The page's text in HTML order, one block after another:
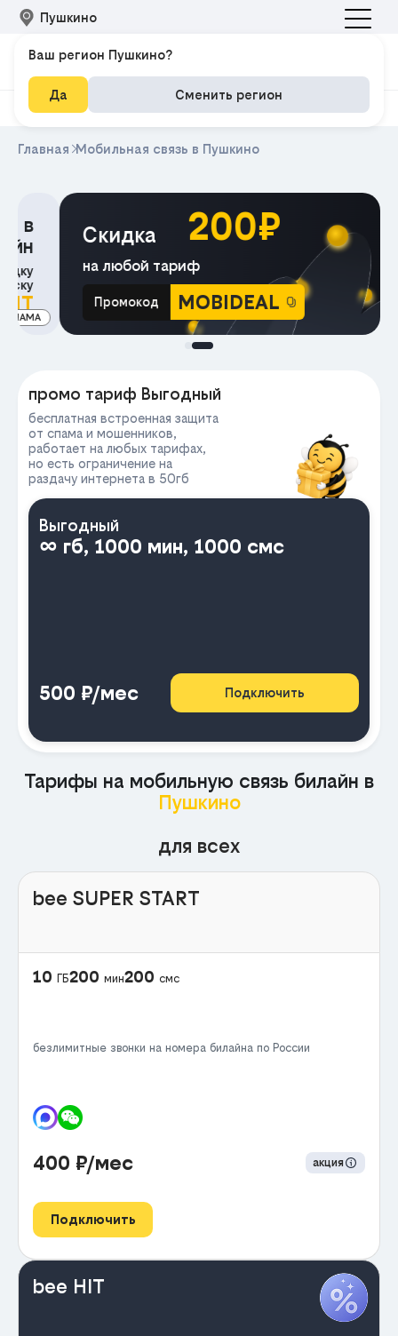
Пушкино
Главная Мобильная связь в Пушкино
Скидка 200₽
на любой тариф
Промокод MOBIDEAL
промо тариф Выгодный
бесплатная встроенная защита
от спама и мошенников,
работает на любых тарифах,
но есть ограничение на
раздачу интернета в 50гб
Выгодный
∞ гб, 1000 мин, 1000 смс
500 ₽/мес Подключить
Тарифы на мобильную связь билайн в
Пушкино
для всех
bee SUPER START
10 ГБ200 мин200 смс
безлимитные звонки на номера билайна по России
400 ₽/мес акция
Подключить
bee HIT
Ваш регион Пушкино?
Да Сменить регион